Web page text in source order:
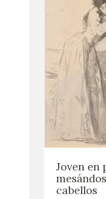
CONTACTO
Joven en
cabellos